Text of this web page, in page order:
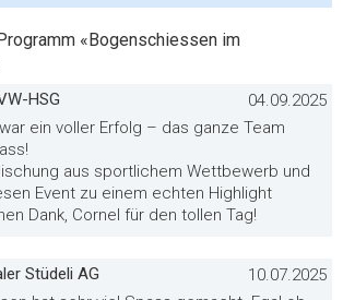
«Bogenschiessen im
HSG
04.09.2025
ein voller Erfolg – das ganze Team
aus sportlichem Wettbewerb und
Event zu einem echten Highlight
Dank, Cornel für den tollen Tag!
Stüdeli AG
10.07.2025